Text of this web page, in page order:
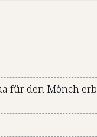
für den Mönch